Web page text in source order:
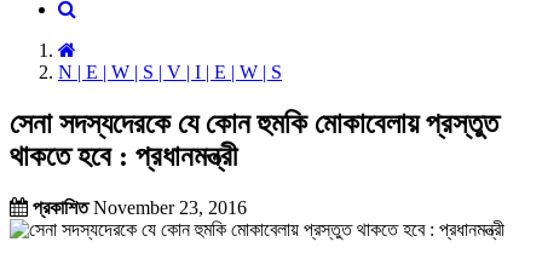
N | E | W | S | V | I | E | W | S
সেনা সদস্যদেরকে যে কোন হুমকি মোকাবেলায় প্রস্তুত
থাকতে হবে : প্রধানমন্ত্রী
প্রকাশিতNovember 23, 2016